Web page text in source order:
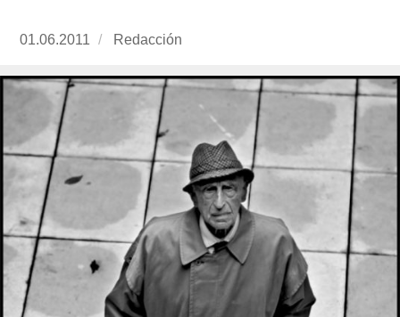
Publicado
01.06.2011 https://www.experimenta.es/author/redaccion/
Redacción